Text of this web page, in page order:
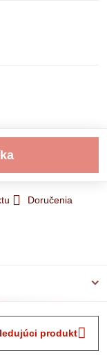
Doručenia
produkt